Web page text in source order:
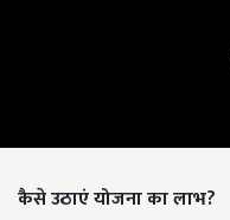
कैसे उठाएं योजना का लाभ?